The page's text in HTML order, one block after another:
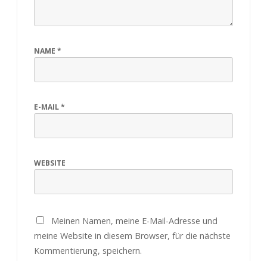
NAME *
E-MAIL*
WEBSITE
Meinen Namen, meine E-Mail-Adresse und
meine Website in diesem Browser, für die nächste
Kommentierung, speichern.